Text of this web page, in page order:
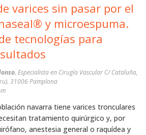
varices sin pasar por el
y microespuma.
tecnologías para
Especialista en Cirugía Vascular C/ Cataluña,
31006 Pamplona
navarra tiene varices tronculares
tratamiento quirúrgico y, por
anestesia general o raquídea y